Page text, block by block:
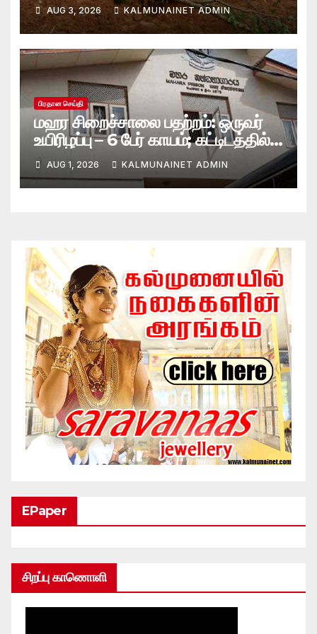
AUG 3, 2026 KALMUNAINET ADMIN
பிரதான செய்தி
மஹர சிறைச்சாலை பதற்றம்: ஒருவர்
உயிரிழப்பு – 6 பேர் காயம்; கட்டிடத்தில்
பாரிய தீ
AUG 1, 2026 KALMUNAINET ADMIN
EPaper
சிறப்பு காணொளி